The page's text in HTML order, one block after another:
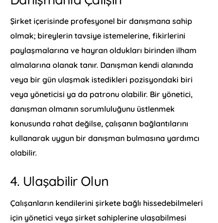
Şirket içerisinde profesyonel bir danışmana sahip
olmak; bireylerin tavsiye istemelerine, fikirlerini
paylaşmalarına ve hayran oldukları birinden ilham
almalarına olanak tanır. Danışman kendi alanında
veya bir gün ulaşmak istedikleri pozisyondaki biri
veya yöneticisi ya da patronu olabilir. Bir yönetici,
danışman olmanın sorumluluğunu üstlenmek
konusunda rahat değilse, çalışanın bağlantılarını
kullanarak uygun bir danışman bulmasına yardımcı
olabilir.
4. Ulaşabilir Olun
Çalışanların kendilerini şirkete bağlı hissedebilmeleri
için yönetici veya şirket sahiplerine ulaşabilmesi